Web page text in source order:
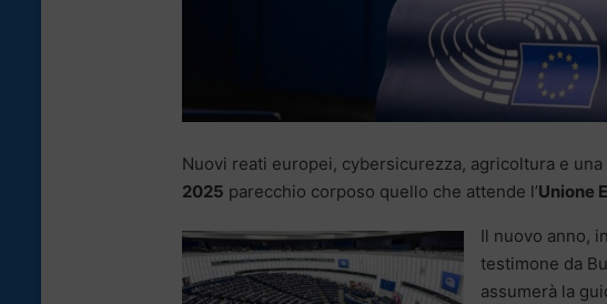
Nuovi reati europei, cybersicurezza, agricoltura e
2025 parecchio corposo quello che attende l’Unione
Il nuovo anno,
testimone da
assumerà la